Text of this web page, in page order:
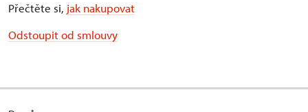
Přečtěte si, jak nakupovat
Odstoupit od smlouvy